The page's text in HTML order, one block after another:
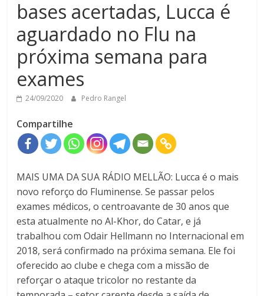
bases acertadas, Lucca é
aguardado no Flu na
próxima semana para
exames
24/09/2020 Pedro Rangel
Compartilhe
MAIS UMA DA SUA RÁDIO MELLÃO: Lucca é o mais
novo reforço do Fluminense. Se passar pelos
exames médicos, o centroavante de 30 anos que
esta atualmente no Al-Khor, do Catar, e já
trabalhou com Odair Hellmann no Internacional em
2018, será confirmado na próxima semana. Ele foi
oferecido ao clube e chega com a missão de
reforçar o ataque tricolor no restante da